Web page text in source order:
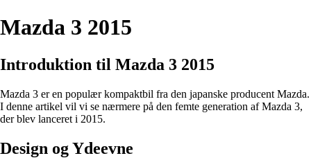
Mazda 3 2015
Introduktion til Mazda 3 2015
Mazda 3 er en populær kompaktbil fra den japanske producent Mazda.
I denne artikel vil vi se nærmere på den femte generation af Mazda 3,
der blev lanceret i 2015.
Design og Ydeevne